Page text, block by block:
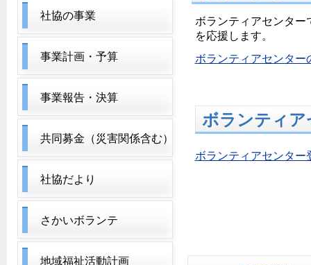
ボランティアセンタ
を応援します。
ボランティアセンター
ボランティア
ボランティアセンター
社協の事業
事業計画・予算
事業報告・決算
共同募金 （災害関係含む）
社協だより
さかいボランテ
地域福祉活動計画